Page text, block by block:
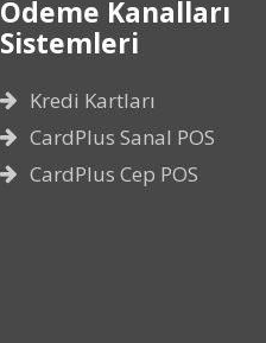
Ödeme Kanalları
Sistemleri
Kredi Kartları
CardPlus Sanal POS
CardPlus Cep POS